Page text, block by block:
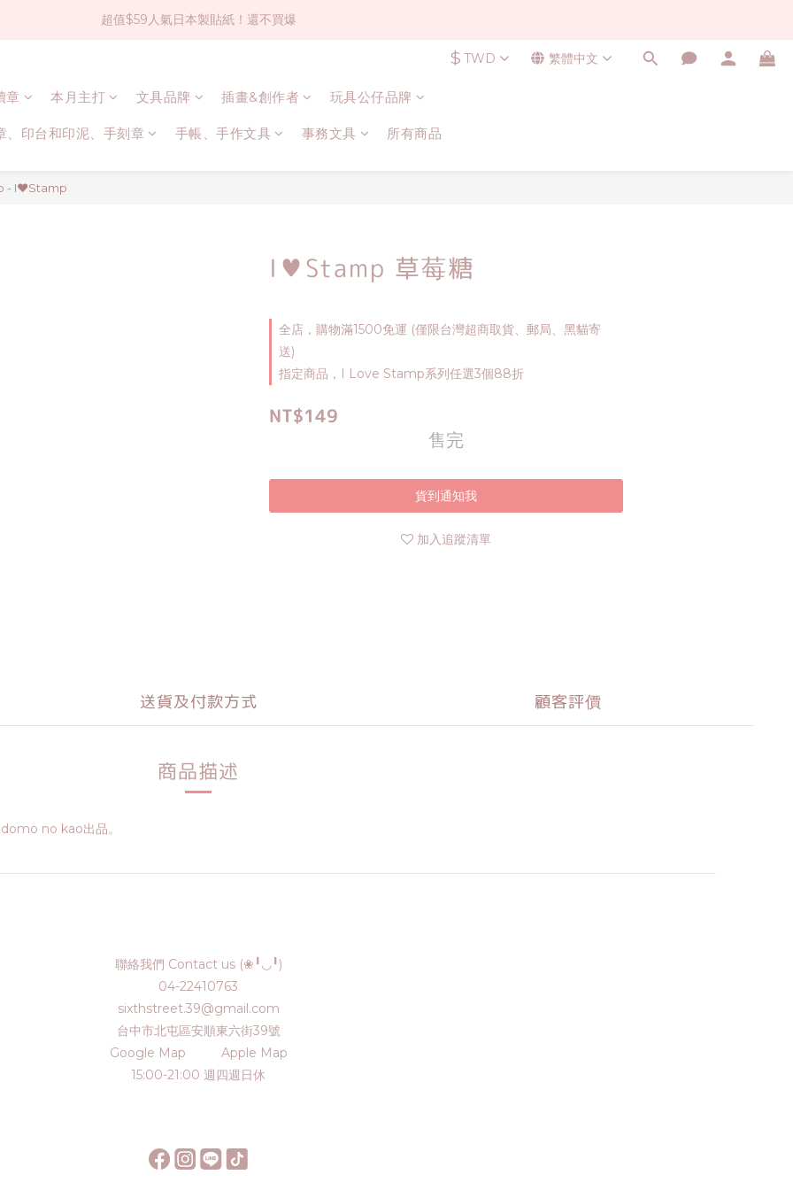
社群大人氣！各種有趣的打洞器
超值$59人氣日本製貼紙！還不買爆
社群大人氣！各種有趣的打洞器
$ TWD 繁體中文
章 本月主打 文具品牌 插畫&創作者 玩具公仔品牌
、印台和印泥、手刻章 手帳、手作文具 事務文具 所有商品
- I♥Stamp
I♥Stamp 草莓糖
全店，購物滿1500免運 (僅限台灣超商取貨、郵局、黑貓寄
送)
指定商品，I Love Stamp系列任選3個88折
NT$149
售完
貨到通知我
加入追蹤清單
送貨及付款方式 顧客評價
商品描述
no kao出品。
聯絡我們 Contact us (❀╹◡╹)
04-22410763
sixthstreet.39@gmail.com
台中市北屯區安順東六街39號
Google Map
Apple Map
15:00-21:00 週四週日休